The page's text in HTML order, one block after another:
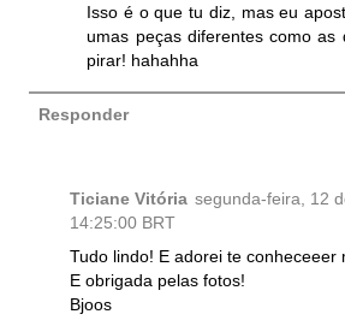
Isso é o que tu diz, mas eu
umas peças diferentes como
pirar! hahahha
Responder
Ticiane Vitória segunda-feira, 12
14:25:00 BRT
Tudo lindo! E adorei te conheceeer
E obrigada pelas fotos!
Bjoos